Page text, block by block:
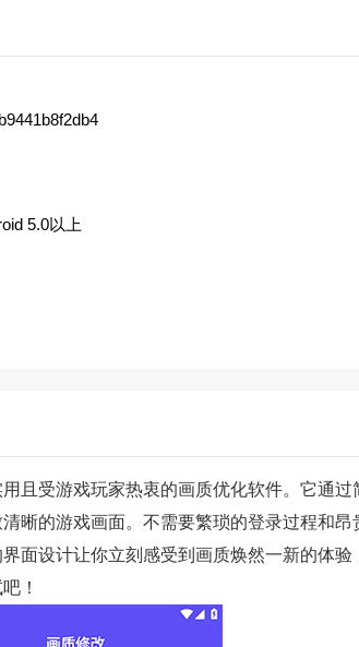
5.0以上
且受游戏玩家热衷的画质优化软件。它通过
晰的游戏画面。不需要繁琐的登录过程和昂
面设计让你立刻感受到画质焕然一新的体验
！